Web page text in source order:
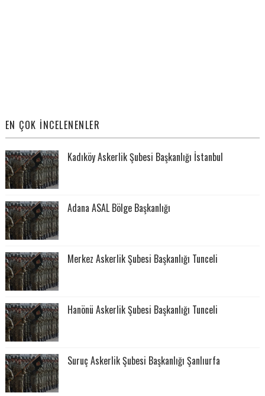
EN ÇOK İNCELENENLER
Kadıköy Askerlik Şubesi Başkanlığı İstanbul
Adana ASAL Bölge Başkanlığı
Merkez Askerlik Şubesi Başkanlığı Tunceli
Hanönü Askerlik Şubesi Başkanlığı Tunceli
Suruç Askerlik Şubesi Başkanlığı Şanlıurfa